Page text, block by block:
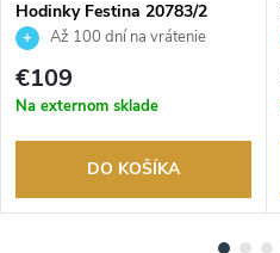
Hodinky Festina 20783/2
Až 100 dní na vrátenie
tovaru. Autorizovaný predajca.
€109
Na externom sklade
DO KOŠÍKA